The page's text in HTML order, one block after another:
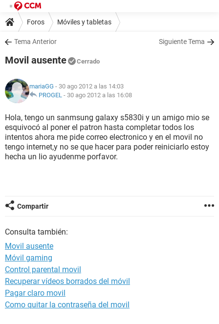
Foros Móviles y tabletas
Tema Anterior Siguiente Tema
Movil ausente Cerrado
mariaGG - 30 ago 2012 a las 14:03
PROGEL - 30 ago 2012 a las 16:08
Hola, tengo un sanmsung galaxy s5830i y un amigo mio se
esquivocó al poner el patron hasta completar todos los
intentos ahora me pide correo electronico y en el movil no
tengo internet,y no se que hacer para poder reiniciarlo estoy
hecha un lio ayudenme porfavor.
Compartir
Consulta también:
Movil ausente
Móvil gaming
Control parental movil
Recuperar vídeos borrados del móvil
Pagar claro movil
Como quitar la contraseña del movil